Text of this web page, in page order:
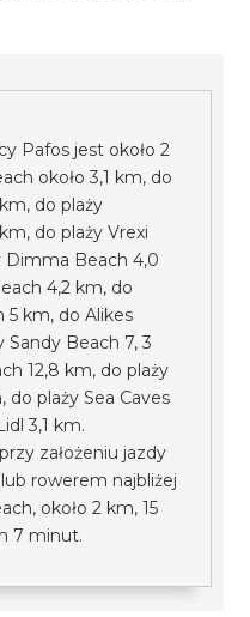
Pafos jest około 2
około 3,1 km, do
do plaży
do plaży Vrexi
Dimma Beach 4,0
4,2 km, do
5 km, do Alikes
Sandy Beach 7, 3
12,8 km, do plaży
do plaży Sea Caves
3,1 km.
założeniu jazdy
rowerem najbliżej
około 2 km, 15
7 minut.